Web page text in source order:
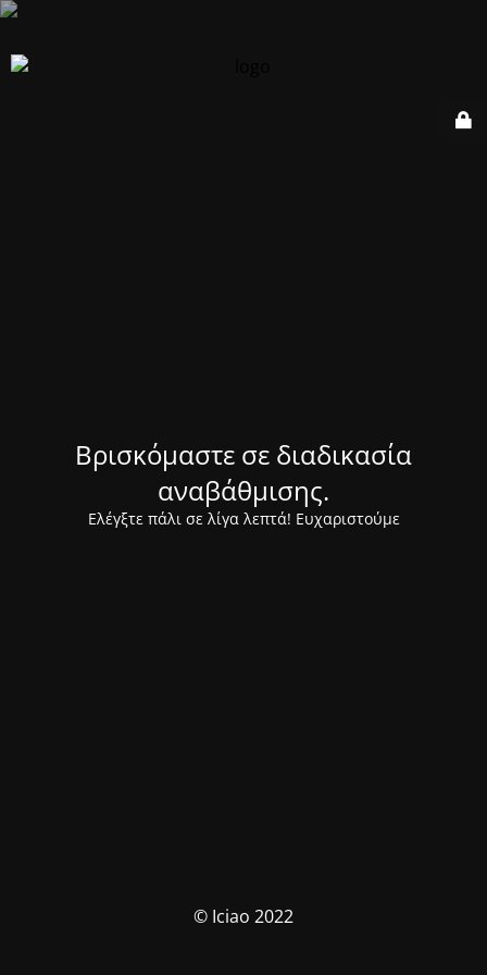
Βρισκόμαστε σε διαδικασία
αναβάθμισης.
Ελέγξτε πάλι σε λίγα λεπτά! Ευχαριστούμε
© Iciao 2022